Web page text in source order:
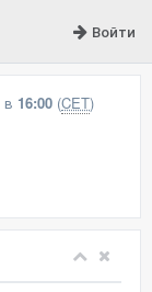
Войти
в 16:00 (CET)